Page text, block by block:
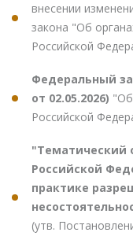
внесении
закона "Об
Российской
Федеральный
от 02.05.2026) "Об
Российской
"Тематический
Российской
практике
(утв.